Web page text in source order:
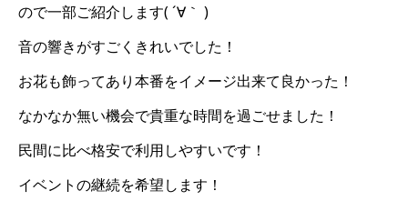
ので一部ご紹介します( ´∀｀ )
音の響きがすごくきれいでした！
お花も飾ってあり本番をイメージ出来て良かった！
なかなか無い機会で貴重な時間を過ごせました！
民間に比べ格安で利用しやすいです！
イベントの継続を希望します！